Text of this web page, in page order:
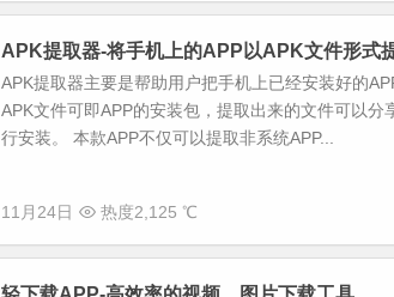
APK提取器-将手机上的APP以APK文件形式
APK提取器主要是帮助用户把手机上已经安装好的
APK文件可即APP的安装包，提取出来的文件可以分
行安装。 本款APP不仅可以提取非系统APP...
11月24日 热度2,125 ℃